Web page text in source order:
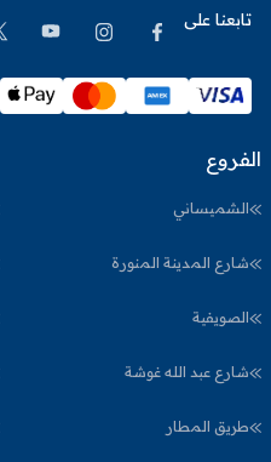
تابعنا على
الفروع
الشميساني
شارع المدينة المنورة
الصويفية
شارع عبد الله غوشة
طريق المطار